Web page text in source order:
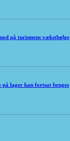
på turismens vækstbølge
lager kan fortsat bruges